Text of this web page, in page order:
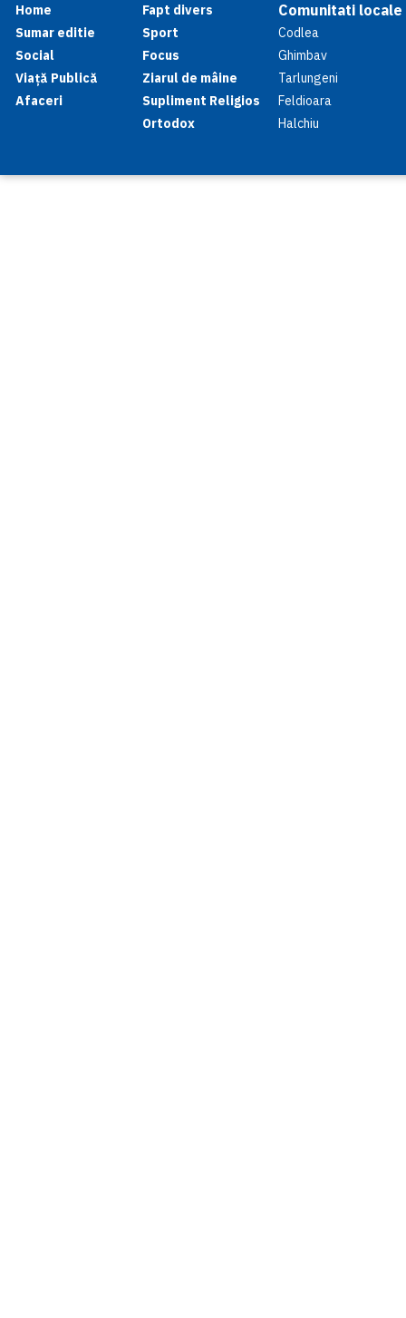
Home
Sumar editie
Social
Viață Publică
Afaceri
Fapt divers
Sport
Focus
Ziarul de mâine
Supliment Religios
Ortodox
Comunitati locale
Codlea
Ghimbav
Tarlungeni
Feldioara
Halchiu